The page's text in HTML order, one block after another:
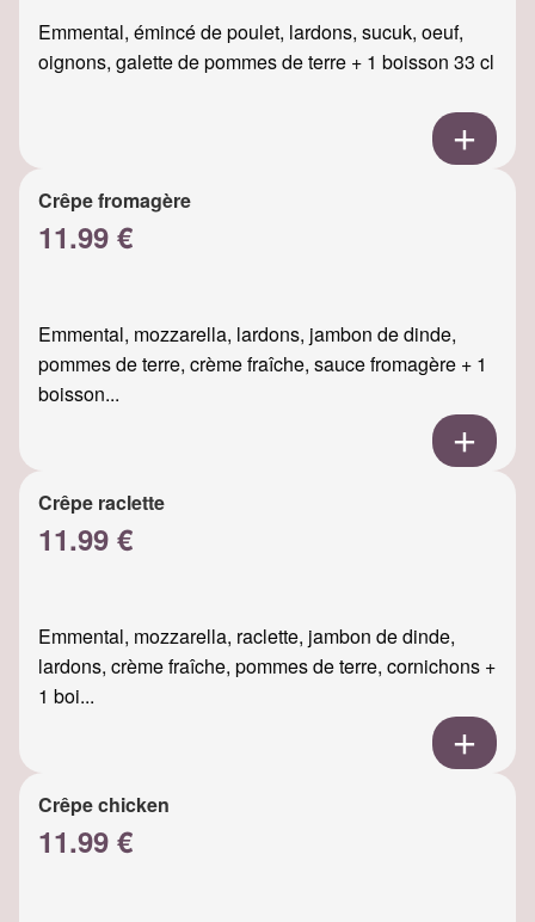
Emmental, émincé de poulet, lardons, sucuk, oeuf,
oignons, galette de pommes de terre + 1 boisson 33 cl
Crêpe fromagère
11.99 €
Emmental, mozzarella, lardons, jambon de dinde,
pommes de terre, crème fraîche, sauce fromagère + 1
boisson...
Crêpe raclette
11.99 €
Emmental, mozzarella, raclette, jambon de dinde,
lardons, crème fraîche, pommes de terre, cornichons +
1 boi...
Crêpe chicken
11.99 €